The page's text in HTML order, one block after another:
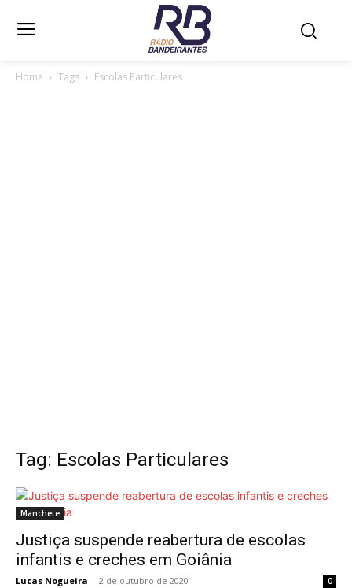
Home Tags Escolas Particulares
Tag: Escolas Particulares
Manchete
Justiça suspende reabertura de escolas
infantis e creches em Goiânia
Lucas Nogueira - 2 de outubro de 2020 0